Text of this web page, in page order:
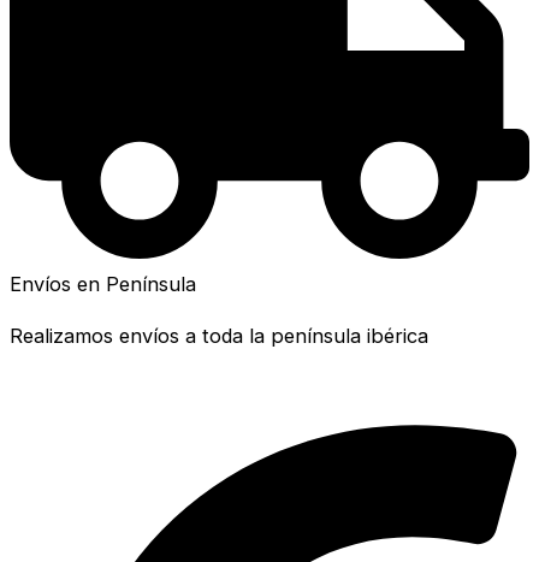
Envíos en Península
Realizamos envíos a toda la península ibérica